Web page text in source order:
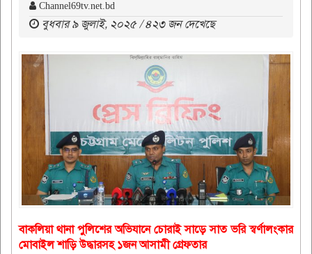
Channel69tv.net.bd
বুধবার ৯ জুলাই, ২০২৫ / ৪২৩ জন দেখেছে
বাকলিয়া থানা পুলিশের অভিযানে চোরাই সাড়ে সাত ভরি স্বর্ণালংকার
মোবাইল শাড়ি উদ্ধারসহ ১জন আসামী গ্রেফতার